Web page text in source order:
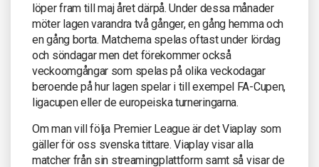
löper fram till maj året därpå. Under dessa månader
möter lagen varandra två gånger, en gång hemma och
en gång borta. Matcherna spelas oftast under lördag
och söndagar men det förekommer också
veckoomgångar som spelas på olika veckodagar
beroende på hur lagen spelar i till exempel FA-Cupen,
ligacupen eller de europeiska turneringarna.
Om man vill följa Premier League är det Viaplay som
gäller för oss svenska tittare. Viaplay visar alla
matcher från sin streamingplattform samt så visar de